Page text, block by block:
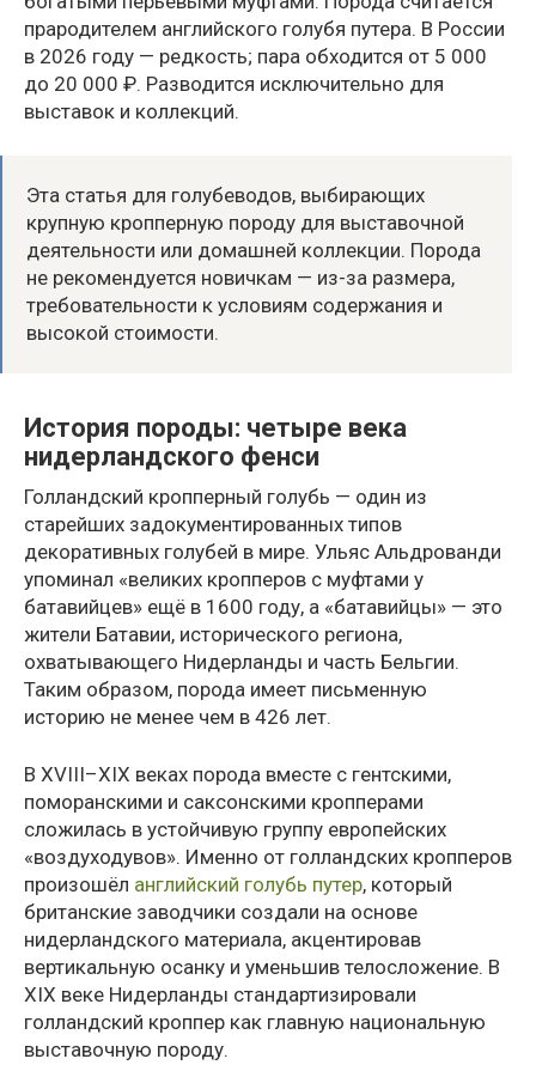
прародителем английского голубя путера. В России
в 2026 году — редкость; пара обходится от 5 000
до 20 000 ₽. Разводится исключительно для
выставок и коллекций.
Эта статья для голубеводов, выбирающих
крупную кропперную породу для выставочной
деятельности или домашней коллекции. Порода
не рекомендуется новичкам — из-за размера,
требовательности к условиям содержания и
высокой стоимости.
История породы: четыре века
нидерландского фенси
Голландский кропперный голубь — один из
старейших задокументированных типов
декоративных голубей в мире. Ульяс Альдрованди
упоминал «великих кропперов с муфтами у
батавийцев» ещё в 1600 году, а «батавийцы» — это
жители Батавии, исторического региона,
охватывающего Нидерланды и часть Бельгии.
Таким образом, порода имеет письменную
историю не менее чем в 426 лет.
В XVIII–XIX веках порода вместе с гентскими,
поморанскими и саксонскими кропперами
сложилась в устойчивую группу европейских
«воздуходувов». Именно от голландских кропперов
произошёл английский голубь путер, который
британские заводчики создали на основе
нидерландского материала, акцентировав
вертикальную осанку и уменьшив телосложение. В
XIX веке Нидерланды стандартизировали
голландский кроппер как главную национальную
выставочную породу.